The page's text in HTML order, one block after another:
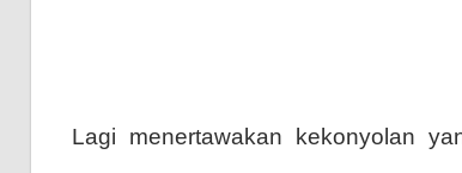
Lagi menertawakan kekonyolan